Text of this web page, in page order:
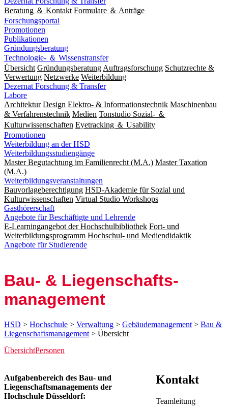
Beratung ＆ Kontakt Formulare ＆ Anträge
Forschungsportal
Promotionen
Publikationen
Gründungsberatung
Technologie- ＆ Wissenstransfer
Übersicht Gründungsberatung Auftragsforschung Schutzrechte &
Verwertung Netzwerke Weiterbildung
Dezernat Forschung & Transfer
Labore
Architektur Design Elektro- & Informationstechnik Maschinenbau
& Verfahrenstechnik Medien Tonstudio Sozial- ＆
Kulturwissenschaften Eyetracking ＆ Usability
Promotionen
Weiterbildung an der HSD
Weiterbildungsstudiengänge
Master Begutachtung im Familienrecht (M.A.) Master Taxation
(M.A.)
Weiterbildungsveranstaltungen
Bauvorlageberechtigung HSD-Akademie für Sozial und
Kulturwissenschaften Virtual Studio Workshops
Gasthörerschaft
Angebote für Beschäftigte und Lehrende
E-Learningangebot der Hochschulbibliothek Fort- und
Weiterbildungsprogramm Hochschul- und Mediendidaktik
Angebote für Studierende
Bau- & Liegen­schafts­
mana­gement
HSD > Hochschule > Verwaltung > Gebäudemanagement > Bau &
Liegenschaftsmanagement > Übersicht
ÜbersichtPersonen
​​​​​​​​​​​​​Aufgabenbereich des Bau- und
Liegenschaftsmanagements der
Hochschule Düsseldorf:
​Kontakt
Team​​leitung​